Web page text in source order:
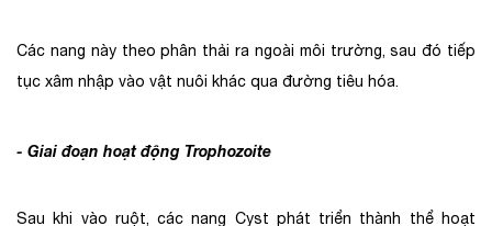
Các nang này theo phân thải ra ngoài môi trường, sau đó tiếp
tục xâm nhập vào vật nuôi khác qua đường tiêu hóa.
- Giai đoạn hoạt động Trophozoite
Sau khi vào ruột, các nang Cyst phát triển thành thể hoạt